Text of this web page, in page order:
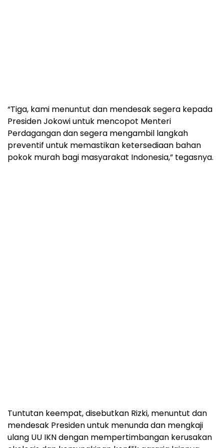
“Tiga, kami menuntut dan mendesak segera kepada
Presiden Jokowi untuk mencopot Menteri
Perdagangan dan segera mengambil langkah
preventif untuk memastikan ketersediaan bahan
pokok murah bagi masyarakat Indonesia,” tegasnya.
Tuntutan keempat, disebutkan Rizki, menuntut dan
mendesak Presiden untuk menunda dan mengkaji
ulang UU IKN dengan mempertimbangan kerusakan